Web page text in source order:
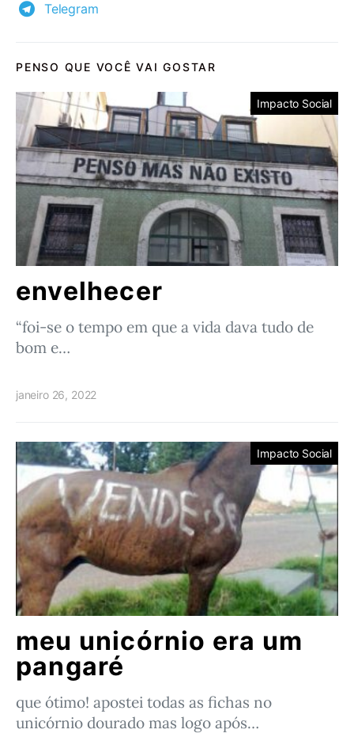
Telegram
PENSO QUE VOCÊ VAI GOSTAR
Impacto Social
envelhecer
“foi-se o tempo em que a vida dava tudo de
bom e…
janeiro 26, 2022
Impacto Social
meu unicórnio era um
pangaré
que ótimo! apostei todas as fichas no
unicórnio dourado mas logo após…